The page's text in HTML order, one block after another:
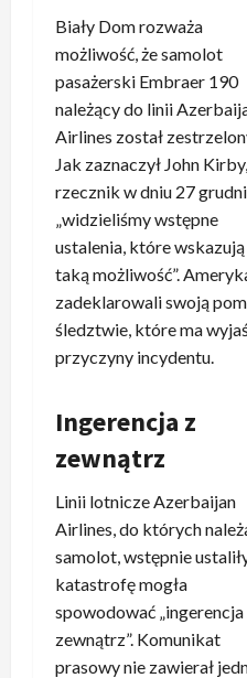
Biały Dom rozważa
możliwość, że samolot
pasażerski Embraer 190
należący do linii
Airlines został
Jak zaznaczył John Kirby,
rzecznik w dniu 27
„widzieliśmy wstępne
ustalenia, które wskazują
taką możliwość”.
zadeklarowali swoją
śledztwie, które ma
przyczyny incydentu.
Ingerencja z
zewnątrz
Linii lotnicze Azerbaijan
Airlines, do których
samolot, wstępnie
katastrofę mogła
spowodować „ingerencja
zewnątrz”. Komunikat
prasowy nie zawierał